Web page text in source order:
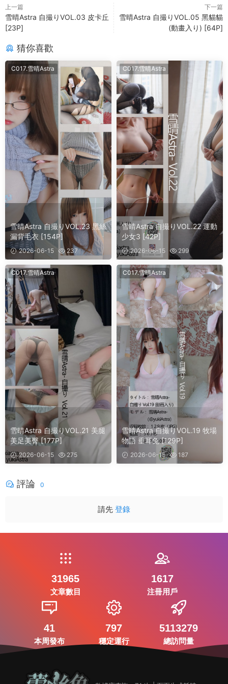
上一篇
雪晴Astra 自撮りVOL.03 皮卡丘
[23P]
下一篇
雪晴Astra 自撮りVOL.05 黑貓貓
(動畫入り) [64P]
猜你喜歡
C017.雪晴Astra
雪晴Astra 自撮りVOL.23 黑絲
漏背毛衣 [154P]
2026-06-15 237
C017.雪晴Astra
雪晴Astra 自撮りVOL.22 運動
少女3 [42P]
2026-06-15 299
C017.雪晴Astra
雪晴Astra 自撮りVOL.21 美腿
美足美臀 [177P]
2026-06-15 275
C017.雪晴Astra
雪晴Astra 自撮りVOL.19 牧場
物語 垂耳兔 [129P]
2026-06-15 187
評論 0
請先 登錄
31965
文章數目
1617
注冊用戶
41
本周發布
797
穩定運行
5113279
總訪問量